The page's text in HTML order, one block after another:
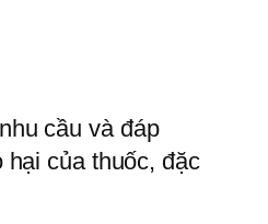
cầu và đáp
của thuốc, đặc